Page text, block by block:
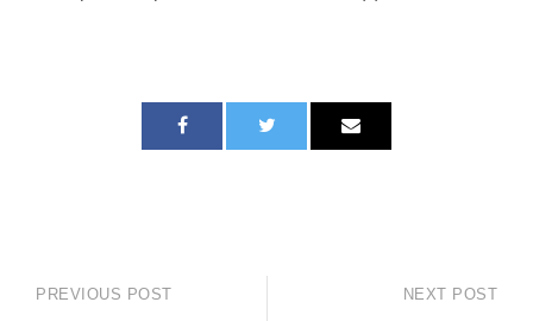
PREVIOUS POST NEXT POST